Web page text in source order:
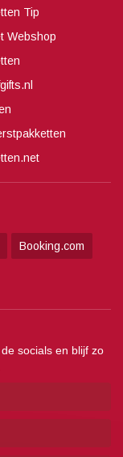
Tip
Webshop
Booking.com
socials en blijf zo